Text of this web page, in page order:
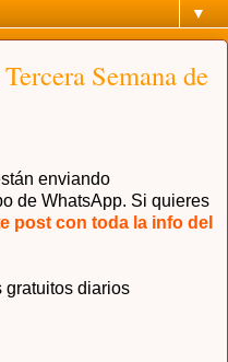
▼
Semana de
enviando
de WhatsApp. Si quieres
post con toda la info del
gratuitos diarios